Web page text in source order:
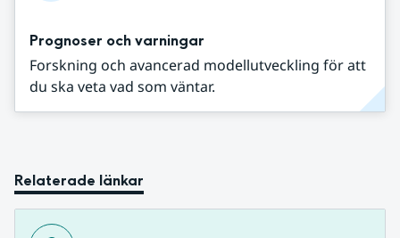
Prognoser och varningar
Forskning och avancerad modellutveckling för att
du ska veta vad som väntar.
Relaterade länkar